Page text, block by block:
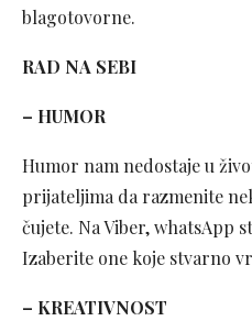
blagotovorne.
RAD NA SEBI
– HUMOR
Humor nam nedostaje u
prijateljima da razmenite
čujete. Na Viber, whatsApp
Izaberite one koje stvarno
– KREATIVNOST